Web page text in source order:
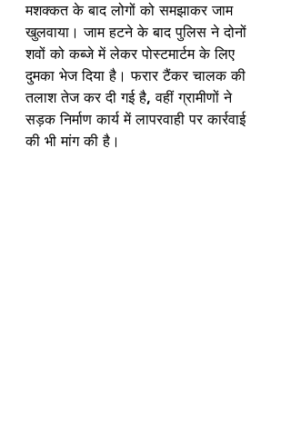
मशक्कत के बाद लोगों को समझाकर जाम
खुलवाया। जाम हटने के बाद पुलिस ने दोनों
शवों को कब्जे में लेकर पोस्टमार्टम के लिए
दुमका भेज दिया है। फरार टैंकर चालक की
तलाश तेज कर दी गई है, वहीं ग्रामीणों ने
सड़क निर्माण कार्य में लापरवाही पर कार्रवाई
की भी मांग की है।